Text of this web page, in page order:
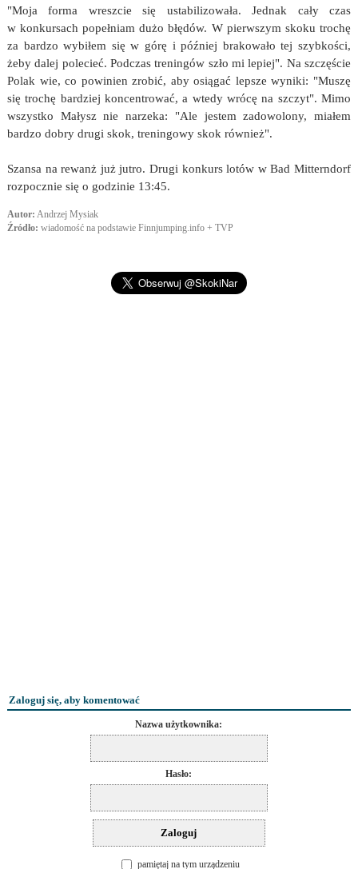
"Moja forma wreszcie się ustabilizowała. Jednak cały czas
w konkursach popełniam dużo błędów. W pierwszym skoku trochę
za bardzo wybiłem się w górę i później brakowało tej szybkości,
żeby dalej polecieć. Podczas treningów szło mi lepiej". Na szczęście
Polak wie, co powinien zrobić, aby osiągać lepsze wyniki: "Muszę
się trochę bardziej koncentrować, a wtedy wrócę na szczyt". Mimo
wszystko Małysz nie narzeka: "Ale jestem zadowolony, miałem
bardzo dobry drugi skok, treningowy skok również".
Szansa na rewanż już jutro. Drugi konkurs lotów w Bad Mitterndorf
rozpocznie się o godzinie 13:45.
Autor: Andrzej Mysiak
Źródło: wiadomość na podstawie Finnjumping.info + TVP
Zaloguj się, aby komentować
Nazwa użytkownika:
Hasło:
pamiętaj na tym urządzeniu